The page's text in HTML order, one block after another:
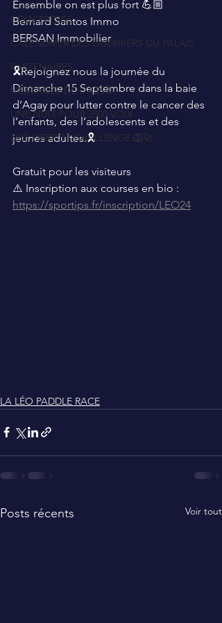
COIN PRESSE
CALENDRIER DES GUERRIERS DU PALAIS
PARTENAIRES
MESSAGES DE L'ASSO
UNE NUIT POUR 2500 VOIX
LEO PIERROT CHALLENGE 🦁🚀
Ensemble on est plus fort 💪🏼
Bernard Santos Immo
BERSAN Immobilier
🎗Rejoignez nous la journée du
Dimanche 15 Septembre dans la baie
d’Agay pour lutter contre le cancer des
l’enfants, des l’adolescents et des
jeunes adultes.🎗
Gratuit pour les visiteurs
⚠️ Inscription aux courses en bio :
https://sportips.fr/inscription/LEO24
LA LÉO PADDLE RACE
Posts récents Voir tout